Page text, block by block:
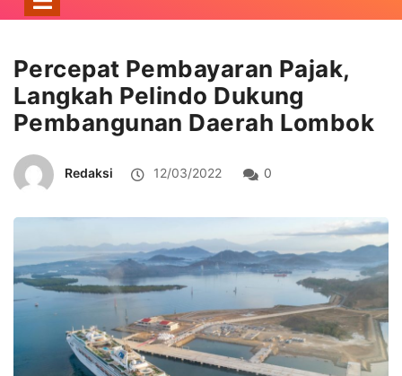
Percepat Pembayaran Pajak,
Langkah Pelindo Dukung
Pembangunan Daerah Lombok
Redaksi 12/03/2022 0